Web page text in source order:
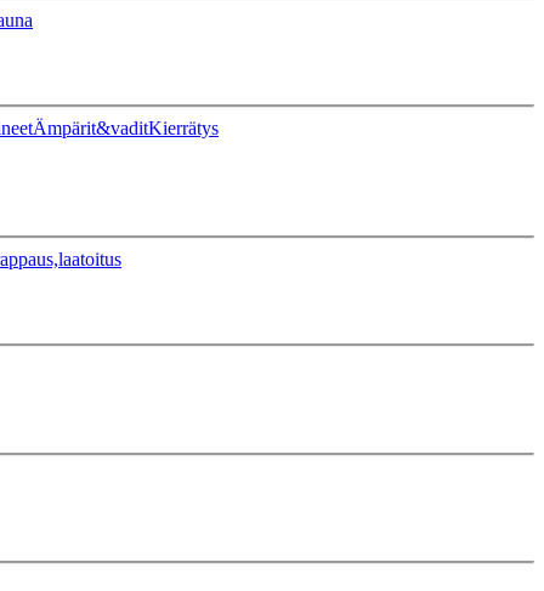
Ämpärit&vaditKierrätys